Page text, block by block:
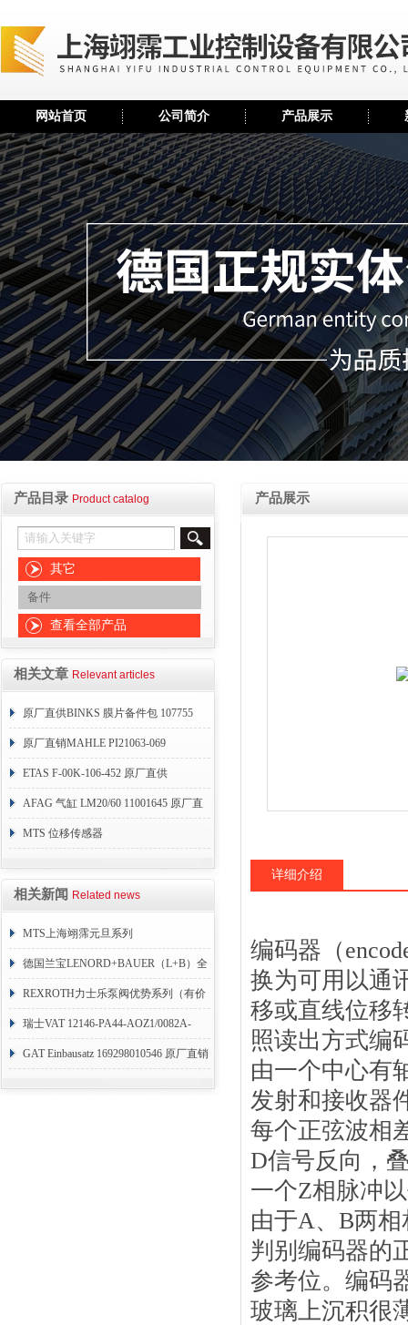
网站首页 公司简介 产品展示
产品目录 Product catalog
其它
备件
查看全部产品
相关文章 Relevant articles
原厂直供BINKS 膜片备件包 107755
原厂直销MAHLE PI21063-069
ETAS F-00K-106-452 原厂直供
AFAG 气缸 LM20/60 11001645 原厂直
销
MTS 位移传感器
相关新闻 Related news
MTS上海翊霈元旦系列
RHM3050MR081A01
德国兰宝LENORD+BAUER（L+B）全
系列编码器
REXROTH力士乐泵阀优势系列（有价
目表）
瑞士VAT 12146-PA44-AOZ1/0082A-
1173938
GAT Einbausatz 169298010546 原厂直销
产品展示
详细介绍
编码器（
换为可用以通
移或直线位移
照读出方式编
由一个中心有
发射和接收器
每个正弦波相
D信号反向，
一个Z相脉冲
由于A、B两
判别编码器的
参考位。编码
玻璃上沉积很